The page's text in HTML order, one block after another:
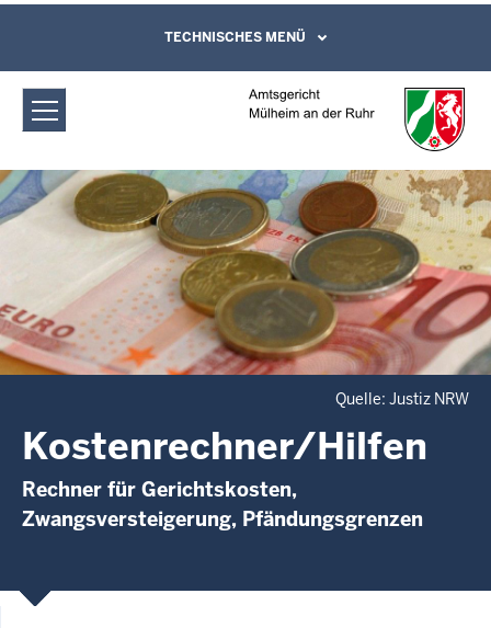
Amtsgericht Mülheim an der Ruhr:
Kostenrechner/Hilfen
Direkt zum Inhalt
Leichte Sprache, Gebärdensprachenvideo
und Kontaktformular
TECHNISCHES MENÜ
Quelle: Justiz NRW
Kostenrechner/Hilfen
Rechner für Gerichtskosten,
Zwangsversteigerung, Pfändungsgrenzen